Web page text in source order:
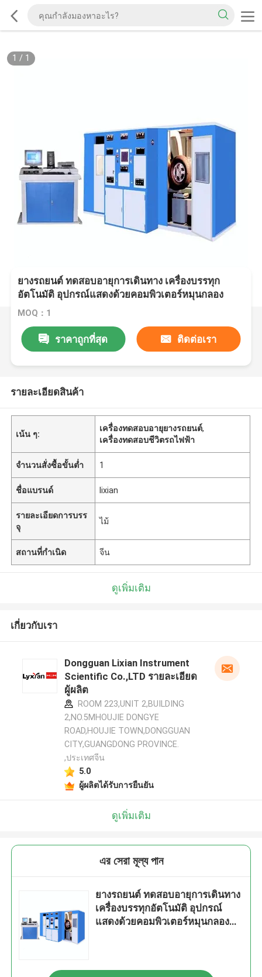
1 / 1
ยางรถยนต์ ทดสอบอายุการเดินทาง เครื่องบรรทุก
อัตโนมัติ อุปกรณ์แสดงด้วยคอมพิวเตอร์หมุนกลอง
กว้าง Φ790mm±10mm
MOQ：1
ราคาถูกที่สุด ติดต่อเรา
รายละเอียดสินค้า
เน้น ๆ:
เครื่องทดสอบอายุยางรถยนต์,
เครื่องทดสอบชีวิตรถไฟฟ้า
จำนวนสั่งซื้อขั้นต่ำ 1
ชื่อแบรนด์ lixian
รายละเอียดการบรร
จุ
ไม้
สถานที่กำเนิด จีน
ดูเพิ่มเติม
เกี่ยวกับเรา
Dongguan Lixian Instrument
Scientific Co.,LTD รายละเอียด
ผู้ผลิต
ROOM 223,UNIT 2,BUILDING
2,NO.5MHOUJIE DONGYE
ROAD,HOUJIE TOWN,DONGGUAN
CITY,GUANGDONG PROVINCE.
,ประเทศจีน
5.0
ผู้ผลิตได้รับการยืนยัน
ดูเพิ่มเติม
এর সেরা মূল্য পান
ยางรถยนต์ ทดสอบอายุการเดินทาง
เครื่องบรรทุกอัตโนมัติ อุปกรณ์
แสดงด้วยคอมพิวเตอร์หมุนกลอง